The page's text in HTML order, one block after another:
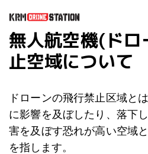
無人航空機(ド
止空域について
ドローンの飛行禁止区域と
に影響を及ぼしたり、落下
害を及ぼす恐れが高い空域
を指します。